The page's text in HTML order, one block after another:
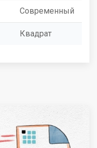
Современный
Квадрат